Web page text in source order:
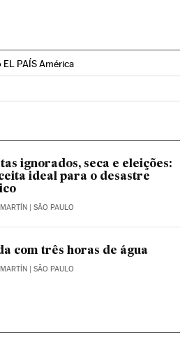
PAÍS América
en Instagram
ignorados, seca e eleições:
ideal para o desastre
| SÃO PAULO
com três horas de água
| SÃO PAULO